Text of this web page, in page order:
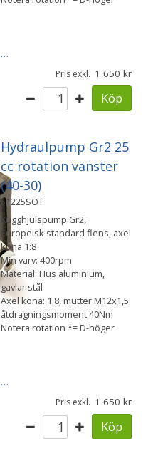
…
Pris exkl. 1 650
Köp
Hydraulpump Gr2 25
cc rotation vänster
(40-30)
51225SOT
Kugghjulspump Gr2,
Europeisk standard flens, axel
kona 1:8
Min varv: 400rpm
Material: Hus aluminium,
gavlar stål
Axel kona: 1:8, mutter M12x1,5
åtdragningsmoment 40Nm
Notera rotation *= D-höger
…
Pris exkl. 1 650
Köp